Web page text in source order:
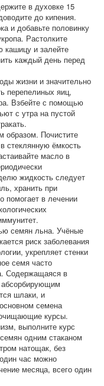
в духовке 15
до кипения.
и добавьте половинку
Растолките
кашицу и залейте
каждый день перед
жизни и значительно
перепелиных яиц,
Взбейте с помощью
с утра на пустой
образом. Почистите
стеклянную ёмкость
масло в
жидкость следует
хранить при
помогает в лечении
семян льна. Учёные
риск заболевания
укрепляет стенки
семя часто
Содержащаяся в
абсорбирующим
шлаки, и
семена
курсы.
выполните курс
одним стаканом
натощак, без
час можно
месяца, всего один